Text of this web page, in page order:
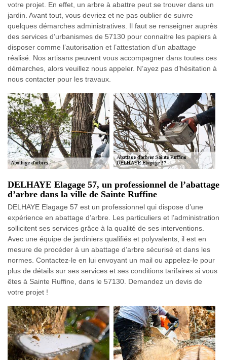
votre projet. En effet, un arbre à abattre peut se trouver dans un
jardin. Avant tout, vous devriez et ne pas oublier de suivre
quelques démarches administratives. Il faut se renseigner auprès
des services d’urbanismes de 57130 pour connaitre les papiers à
disposer comme l’autorisation et l’attestation d’un abattage
réalisé. Nos artisans peuvent vous accompagner dans toutes ces
démarches, alors veuillez nous appeler. N’ayez pas d’hésitation à
nous contacter pour les travaux.
DELHAYE Elagage 57, un professionnel de l’abattage
d’arbre dans la ville de Sainte Ruffine
DELHAYE Elagage 57 est un professionnel qui dispose d’une
expérience en abattage d’arbre. Les particuliers et l’administration
sollicitent ses services grâce à la qualité de ses interventions.
Avec une équipe de jardiniers qualifiés et polyvalents, il est en
mesure de procéder à un abattage d’arbre sécurisé et dans les
normes. Contactez-le en lui envoyant un mail ou appelez-le pour
plus de détails sur ses services et ses conditions tarifaires si vous
êtes à Sainte Ruffine, dans le 57130. Demandez un devis de
votre projet !